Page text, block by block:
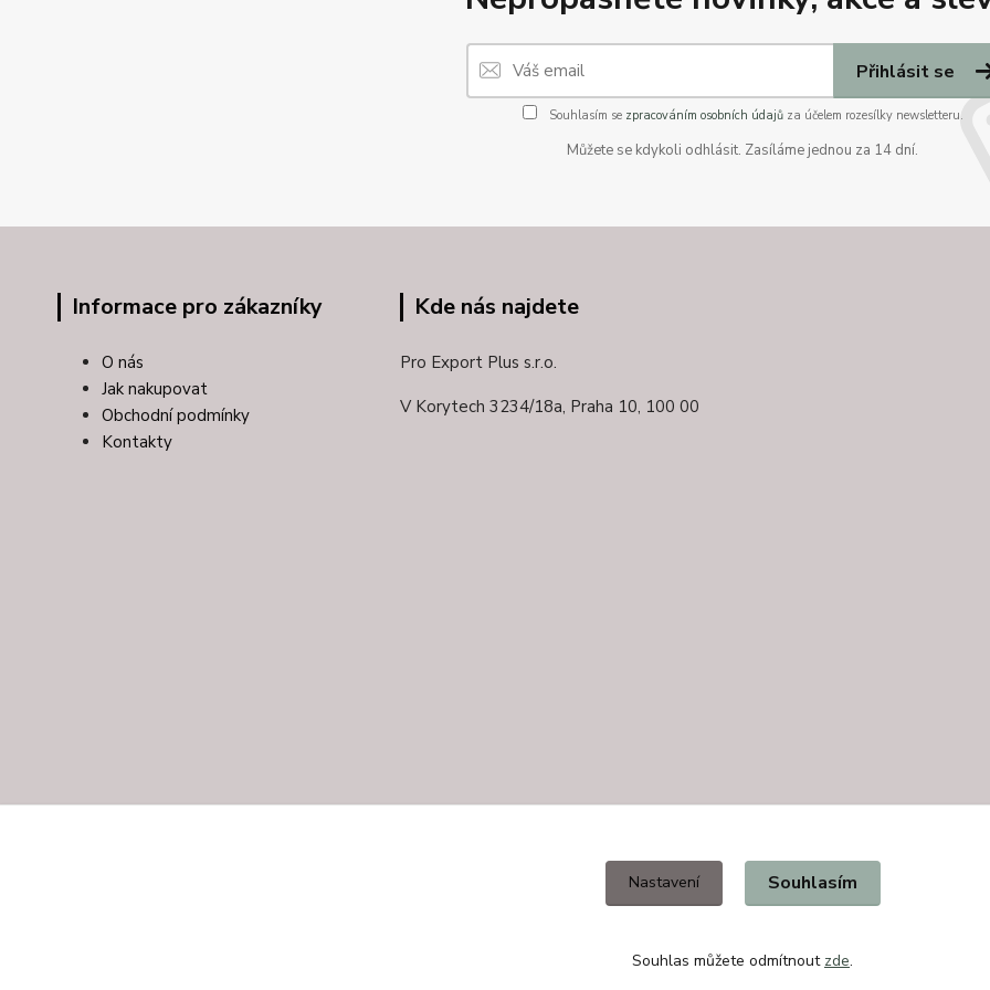
Přihlásit se
Souhlasím se zpracováním osobních údajůza účelem rozesílky newsletteru.
Můžete se kdykoli odhlásit. Zasíláme jednou za 14 dní.
Informace pro zákazníky
O nás
Jak nakupovat
Obchodní podmínky
Kontakty
Kde nás najdete
Pro Export Plus s.r.o.
V Korytech 3234/18a, Praha 10, 100 00
Nastavení Souhlasím
Souhlas můžete odmítnout zde.